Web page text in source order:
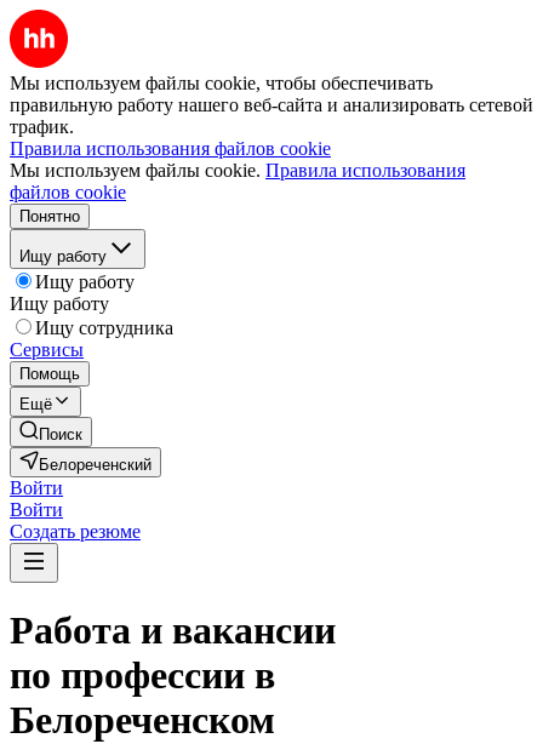
Мы используем файлы cookie, чтобы обеспечивать
правильную работу нашего веб-сайта и анализировать сетевой
трафик.
Правила использования файлов cookie
Мы используем файлы cookie. Правила использования
файлов cookie
Понятно
Ищу работу
Ищу работу
Ищу работу
Ищу сотрудника
Сервисы
Помощь
Ещё
Поиск
Белореченский
Войти
Войти
Создать резюме
Работа и вакансии
по профессии в
Белореченском